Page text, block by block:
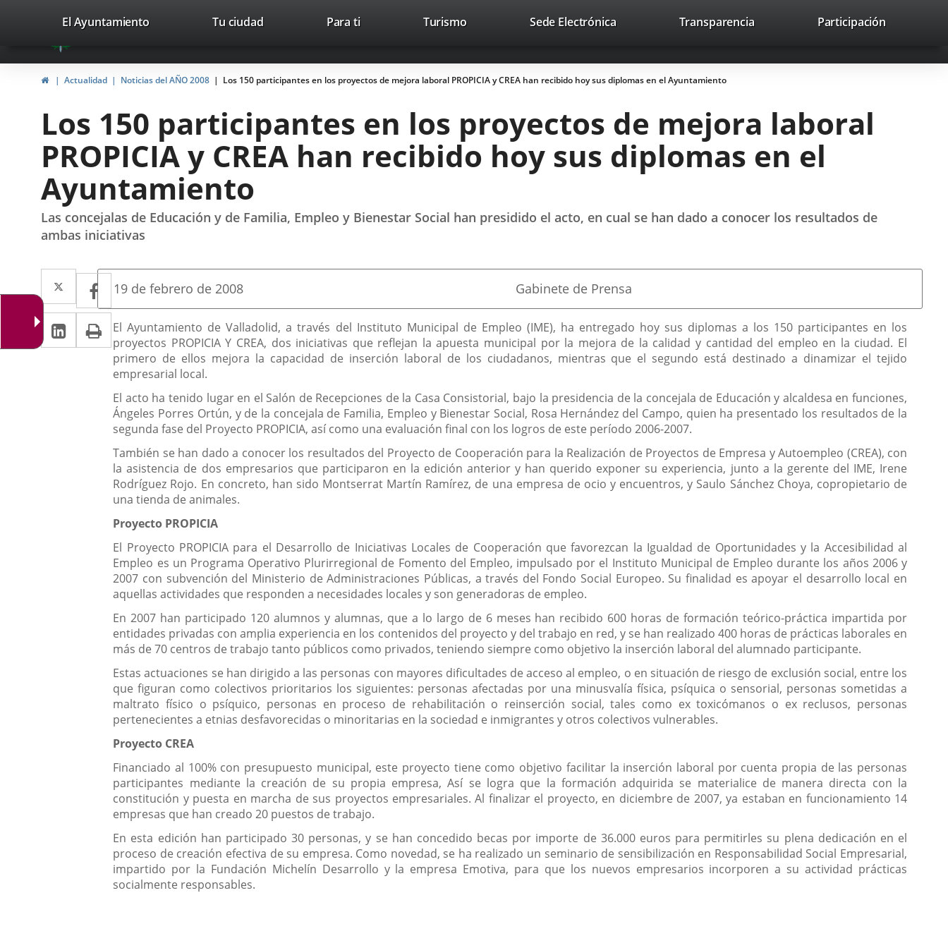
Portal
Web
del
Valladolid
avaTop Trabaja con nosotros Contacto avaHeaderSocial
Link
external
application.
Link
external
application.
Link
external
Search
valladolid.es
El Ayuntamiento Tu ciudad Para ti TurismoThis
open
in
up
window.
Sede ElectrónicaLink
application.
Transparencia Participación
HomeActualidad Noticias del AÑO 2008 Los 150 participantes en los proyectos de mejora laboral PROPICIA y CREA han recibido hoy sus diplomas en el Ayuntamiento
Los 150 participantes en los proyectos de mejora laboral
PROPICIA y CREA han recibido hoy sus diplomas en el
Ayuntamiento
Las concejalas de Educación y de Familia, Empleo y Bienestar Social han presidido el acto, en cual se han dado a conocer los resultados de
ambas iniciativas
Twitter
Enlace
a
una
aplicación
externa.
Facebook
Enlace
a
una
aplicación
externa.
Linkedin
Enlace
a
aplicación
externa.
Print
Fecha
la
noticia
19 de febrero de 2008 Fuente
la
noticia
Gabinete de Prensa
Descripción
El Ayuntamiento de Valladolid, a través del Instituto Municipal de Empleo (IME), ha entregado hoy sus diplomas a los 150 participantes en los
proyectos PROPICIA Y CREA, dos iniciativas que reflejan la apuesta municipal por la mejora de la calidad y cantidad del empleo en la ciudad. El
primero de ellos mejora la capacidad de inserción laboral de los ciudadanos, mientras que el segundo está destinado a dinamizar el tejido
empresarial local.
El acto ha tenido lugar en el Salón de Recepciones de la Casa Consistorial, bajo la presidencia de la concejala de Educación y alcaldesa en funciones,
Ángeles Porres Ortún, y de la concejala de Familia, Empleo y Bienestar Social, Rosa Hernández del Campo, quien ha presentado los resultados de la
segunda fase del Proyecto PROPICIA, así como una evaluación final con los logros de este período 2006-2007.
También se han dado a conocer los resultados del Proyecto de Cooperación para la Realización de Proyectos de Empresa y Autoempleo (CREA), con
la asistencia de dos empresarios que participaron en la edición anterior y han querido exponer su experiencia, junto a la gerente del IME, Irene
Rodríguez Rojo. En concreto, han sido Montserrat Martín Ramírez, de una empresa de ocio y encuentros, y Saulo Sánchez Choya, copropietario de
una tienda de animales.
Proyecto PROPICIA
El Proyecto PROPICIA para el Desarrollo de Iniciativas Locales de Cooperación que favorezcan la Igualdad de Oportunidades y la Accesibilidad al
Empleo es un Programa Operativo Plurirregional de Fomento del Empleo, impulsado por el Instituto Municipal de Empleo durante los años 2006 y
2007 con subvención del Ministerio de Administraciones Públicas, a través del Fondo Social Europeo. Su finalidad es apoyar el desarrollo local en
aquellas actividades que responden a necesidades locales y son generadoras de empleo.
En 2007 han participado 120 alumnos y alumnas, que a lo largo de 6 meses han recibido 600 horas de formación teórico-práctica impartida por
entidades privadas con amplia experiencia en los contenidos del proyecto y del trabajo en red, y se han realizado 400 horas de prácticas laborales en
más de 70 centros de trabajo tanto públicos como privados, teniendo siempre como objetivo la inserción laboral del alumnado participante.
Estas actuaciones se han dirigido a las personas con mayores dificultades de acceso al empleo, o en situación de riesgo de exclusión social, entre los
que figuran como colectivos prioritarios los siguientes: personas afectadas por una minusvalía física, psíquica o sensorial, personas sometidas a
maltrato físico o psíquico, personas en proceso de rehabilitación o reinserción social, tales como ex toxicómanos o ex reclusos, personas
pertenecientes a etnias desfavorecidas o minoritarias en la sociedad e inmigrantes y otros colectivos vulnerables.
Proyecto CREA
Financiado al 100% con presupuesto municipal, este proyecto tiene como objetivo facilitar la inserción laboral por cuenta propia de las personas
participantes mediante la creación de su propia empresa, Así se logra que la formación adquirida se materialice de manera directa con la
constitución y puesta en marcha de sus proyectos empresariales. Al finalizar el proyecto, en diciembre de 2007, ya estaban en funcionamiento 14
empresas que han creado 20 puestos de trabajo.
En esta edición han participado 30 personas, y se han concedido becas por importe de 36.000 euros para permitirles su plena dedicación en el
proceso de creación efectiva de su empresa. Como novedad, se ha realizado un seminario de sensibilización en Responsabilidad Social Empresarial,
impartido por la Fundación Michelín Desarrollo y la empresa Emotiva, para que los nuevos empresarios incorporen a su actividad prácticas
socialmente responsables.